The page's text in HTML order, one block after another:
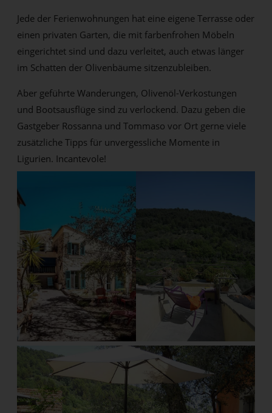
Jede der Ferienwohnungen hat eine eigene Terrasse oder
einen privaten Garten, die mit farbenfrohen Möbeln
eingerichtet sind und dazu verleitet, auch etwas länger
im Schatten der Olivenbäume sitzenzubleiben.
Aber geführte Wanderungen, Olivenöl-Verkostungen
und Bootsausflüge sind zu verlockend. Dazu geben die
Gastgeber Rossanna und Tommaso vor Ort gerne viele
zusätzliche Tipps für unvergessliche Momente in
Ligurien. Incantevole!